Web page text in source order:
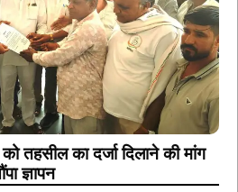
तहसील का दर्जा दिलाने की मांग
ज्ञापन